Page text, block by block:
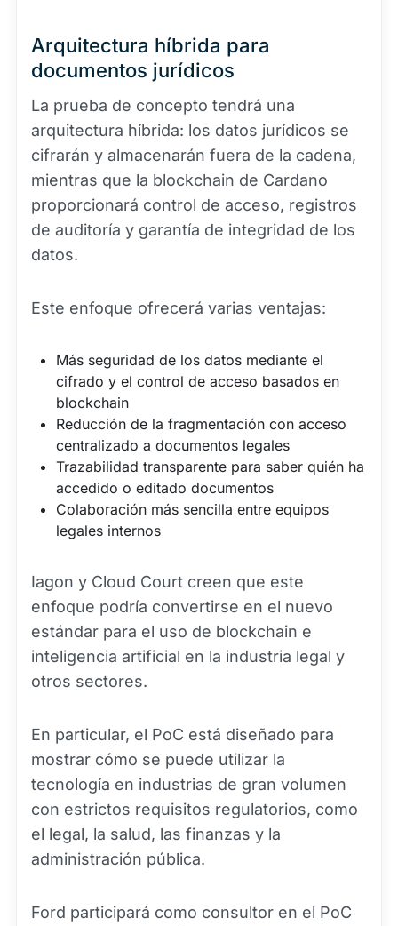
Arquitectura híbrida para
documentos jurídicos
La prueba de concepto tendrá una
arquitectura híbrida: los datos jurídicos se
cifrarán y almacenarán fuera de la cadena,
mientras que la blockchain de Cardano
proporcionará control de acceso, registros
de auditoría y garantía de integridad de los
datos.
Este enfoque ofrecerá varias ventajas:
Más seguridad de los datos mediante el
cifrado y el control de acceso basados en
blockchain
Reducción de la fragmentación con acceso
centralizado a documentos legales
Trazabilidad transparente para saber quién ha
accedido o editado documentos
Colaboración más sencilla entre equipos
legales internos
Iagon y Cloud Court creen que este
enfoque podría convertirse en el nuevo
estándar para el uso de blockchain e
inteligencia artificial en la industria legal y
otros sectores.
En particular, el PoC está diseñado para
mostrar cómo se puede utilizar la
tecnología en industrias de gran volumen
con estrictos requisitos regulatorios, como
el legal, la salud, las finanzas y la
administración pública.
Ford participará como consultor en el PoC